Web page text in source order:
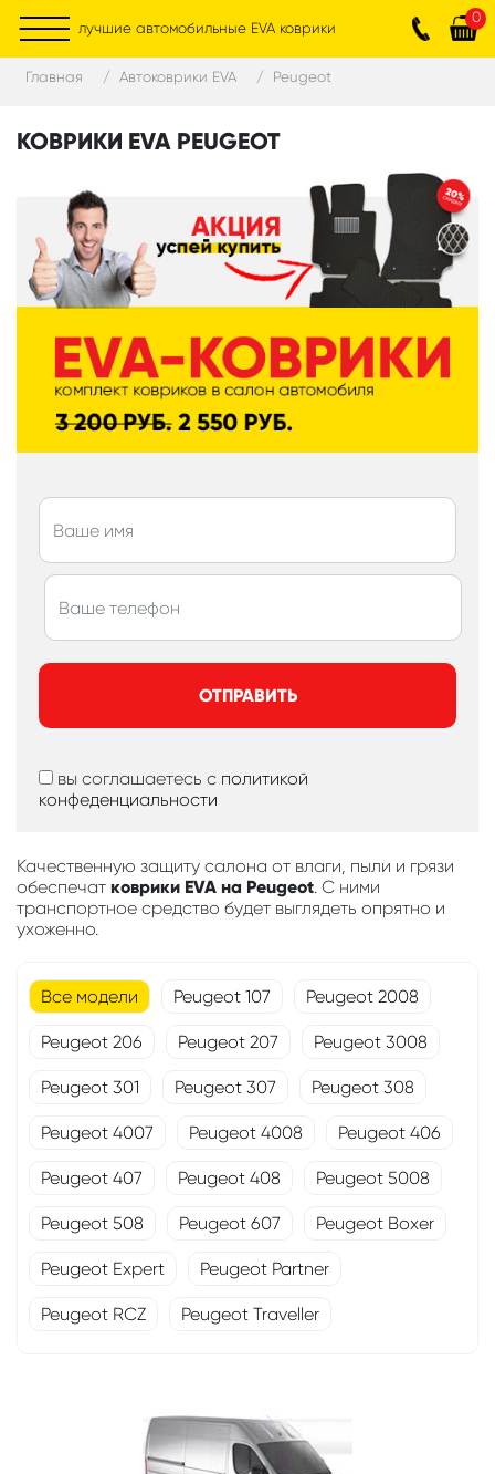
лучшие автомобильные EVA коврики
0
Главная Автоковрики EVA Peugeot
КОВРИКИ EVA PEUGEOT
ОТПРАВИТЬ
вы соглашаетесь с политикой
конфеденциальности
Качественную защиту салона от влаги, пыли и грязи
обеспечат коврики EVA на Peugeot. С ними
транспортное средство будет выглядеть опрятно и
ухоженно.
Все модели Peugeot 107 Peugeot 2008
Peugeot 206 Peugeot 207 Peugeot 3008
Peugeot 301 Peugeot 307 Peugeot 308
Peugeot 4007 Peugeot 4008 Peugeot 406
Peugeot 407 Peugeot 408 Peugeot 5008
Peugeot 508 Peugeot 607 Peugeot Boxer
Peugeot Expert Peugeot Partner
Peugeot RCZ Peugeot Traveller